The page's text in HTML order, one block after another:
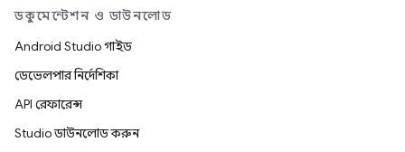
ডকুমেন্টেশন ও ডাউনলোড
Android Studio গাইড
ডেভেলপার নির্দেশিকা
API রেফারেন্স
Studio ডাউনলোড করুন